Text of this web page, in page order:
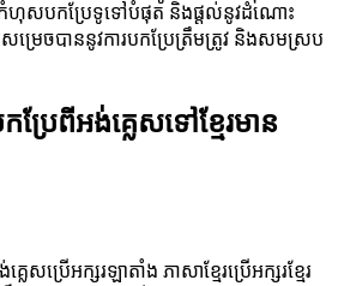
ហុសបកប្រែទូទៅបំផុត និងផ្តល់នូវដំណោះ
ម្រេចបាននូវការបកប្រែត្រឹមត្រូវ និងសមស្រប
ប្រែពីអង់គ្លេសទៅខ្មែរមាន
លេសប្រើអក្សរឡាតាំង ភាសាខ្មែរប្រើអក្សរខ្មែរ